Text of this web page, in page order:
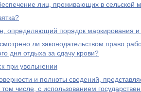
лиц, проживающих в сельской
определяющий порядок маркирования и
ли законодательством право
дня отдыха за сдачу крови?
при увольнении
и полноты сведений,
том числе, с использованием